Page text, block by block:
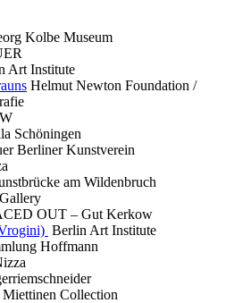
Kolbe Museum
Art Institute
Helmut Newton Foundation /
Schöningen
Berliner Kunstverein
am Wildenbruch
OUT – Gut Kerkow
Berlin Art Institute
Hoffmann
Miettinen Collection